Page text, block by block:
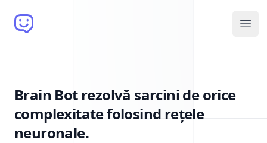
Brain Bot
Brain Bot rezolvă sarcini de orice
complexitate folosind rețele
neuronale.